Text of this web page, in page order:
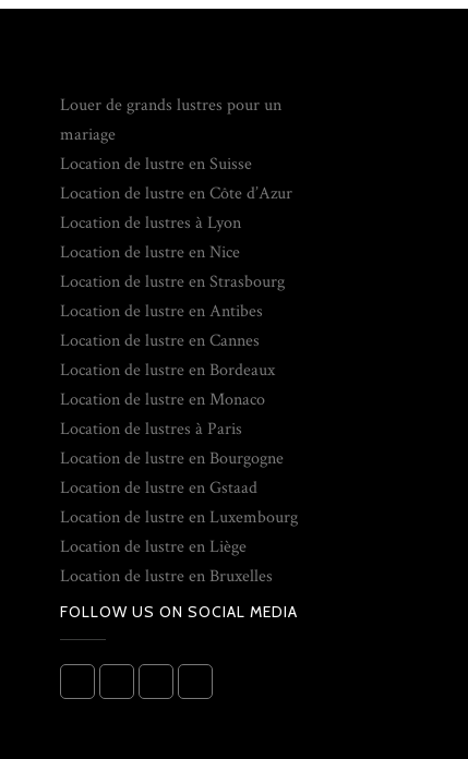
Louer de grands lustres pour un
mariage
Location de lustre en Suisse
Location de lustre en Côte d’Azur
Location de lustres à Lyon
Location de lustre en Nice
Location de lustre en Strasbourg
Location de lustre en Antibes
Location de lustre en Cannes
Location de lustre en Bordeaux
Location de lustre en Monaco
Location de lustres à Paris
Location de lustre en Bourgogne
Location de lustre en Gstaad
Location de lustre en Luxembourg
Location de lustre en Liège
Location de lustre en Bruxelles
FOLLOW US ON SOCIAL MEDIA